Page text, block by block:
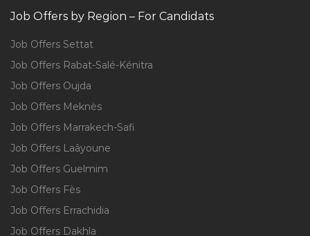
Job Offers by Region – For Candidats
Job Offers Settat
Job Offers Rabat-Salé-Kénitra
Job Offers Oujda
Job Offers Meknès
Job Offers Marrakech-Safi
Job Offers Laâyoune
Job Offers Guelmim
Job Offers Fès
Job Offers Errachidia
Job Offers Dakhla